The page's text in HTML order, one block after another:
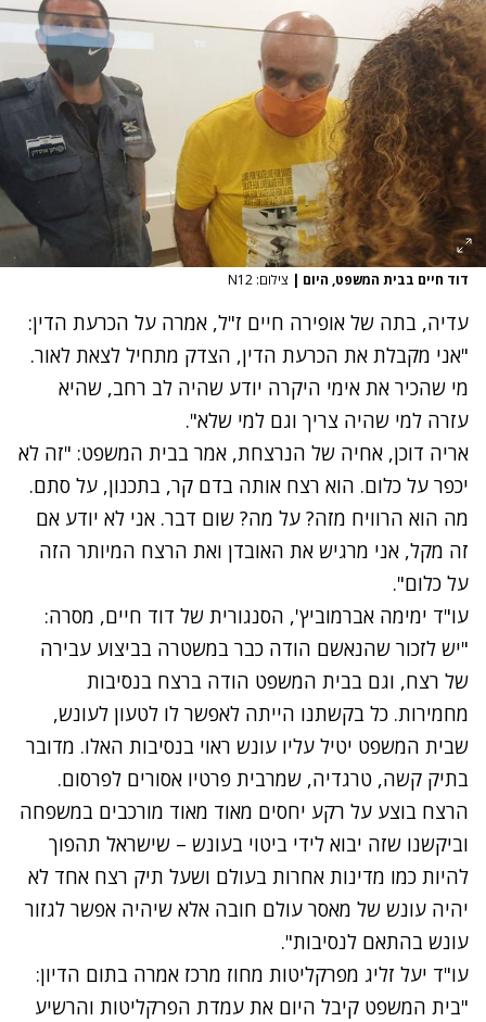
דוד חיים בבית המשפט, היום | צילום: N12
עדיה, בתה של אופירה חיים ז"ל, אמרה על הכרעת הדין:
"אני מקבלת את הכרעת הדין, הצדק מתחיל לצאת לאור.
מי שהכיר את אימי היקרה יודע שהיה לב רחב, שהיא
עזרה למי שהיה צריך וגם למי שלא".
אריה דוכן, אחיה של הנרצחת, אמר בבית המשפט: "זה לא
יכפר על כלום. הוא רצח אותה בדם קר, בתכנון, על סתם.
מה הוא הרוויח מזה? על מה? שום דבר. אני לא יודע אם
זה מקל, אני מרגיש את האובדן ואת הרצח המיותר הזה
על כלום".
עו"ד ימימה אברמוביץ', הסנגורית של דוד חיים, מסרה:
"יש לזכור שהנאשם הודה כבר במשטרה בביצוע עבירה
של רצח, וגם בבית המשפט הודה ברצח בנסיבות
מחמירות. כל בקשתנו הייתה לאפשר לו לטעון לעונש,
שבית המשפט יטיל עליו עונש ראוי בנסיבות האלו. מדובר
בתיק קשה, טרגדיה, שמרבית פרטיו אסורים לפרסום.
הרצח בוצע על רקע יחסים מאוד מאוד מורכבים במשפחה
וביקשנו שזה יבוא לידי ביטוי בעונש – שישראל תהפוך
להיות כמו מדינות אחרות בעולם ושעל תיק רצח אחד לא
יהיה עונש של מאסר עולם חובה אלא שיהיה אפשר לגזור
עונש בהתאם לנסיבות".
עו"ד יעל זליג מפרקליטות מחוז מרכז אמרה בתום הדיון:
"בית המשפט קיבל היום את עמדת הפרקליטות והרשיע